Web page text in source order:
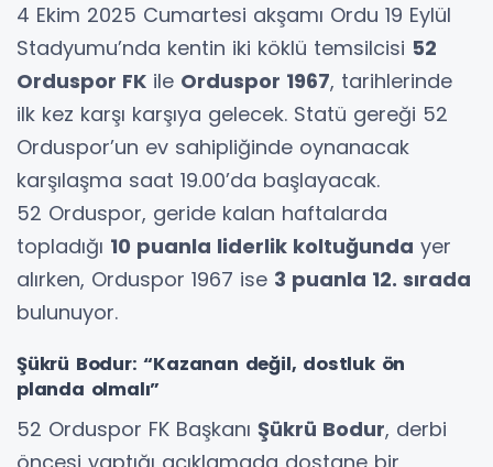
4 Ekim 2025 Cumartesi akşamı Ordu 19 Eylül
Stadyumu’nda kentin iki köklü temsilcisi 52
Orduspor FK ile Orduspor 1967, tarihlerinde
ilk kez karşı karşıya gelecek. Statü gereği 52
Orduspor’un ev sahipliğinde oynanacak
karşılaşma saat 19.00’da başlayacak.
52 Orduspor, geride kalan haftalarda
topladığı 10 puanla liderlik koltuğunda yer
alırken, Orduspor 1967 ise 3 puanla 12. sırada
bulunuyor.
Şükrü Bodur: “Kazanan değil, dostluk ön
planda olmalı”
52 Orduspor FK Başkanı Şükrü Bodur, derbi